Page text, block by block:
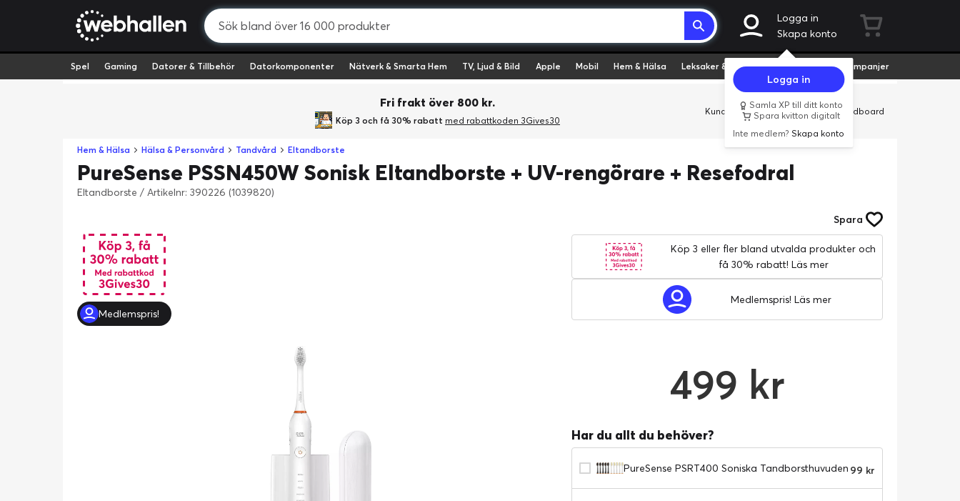
Logga in
Skapa konto
Logga in
Samla XP till ditt konto
Spara kvitton digitalt
Inte medlem?Skapa konto
Spel Gaming Datorer & Tillbehör Datorkomponenter Nätverk & Smarta Hem TV, Ljud & Bild Apple Mobil Hem & Hälsa Leksaker & Hobby Fyndvaror Kampanjer
Fri frakt över 800 kr.
Köp 3 och få 30% rabatt med rabattkoden 3Gives30
Kundservice Butiker Företag Cardboard
Hem & Hälsa Hälsa & Personvård Tandvård Eltandborste
PureSense PSSN450W Sonisk Eltandborste + UV-rengörare + Resefodral
Eltandborste / Artikelnr: 390226 (1039820)
Spara
Medlemspris!
Köp 3 eller fler bland utvalda produkter och
få 30% rabatt! Läs mer
Medlemspris! Läs mer
499 kr
Har du allt du behöver?
PureSense PSRT400 Soniska Tandborsthuvuden 99 kr